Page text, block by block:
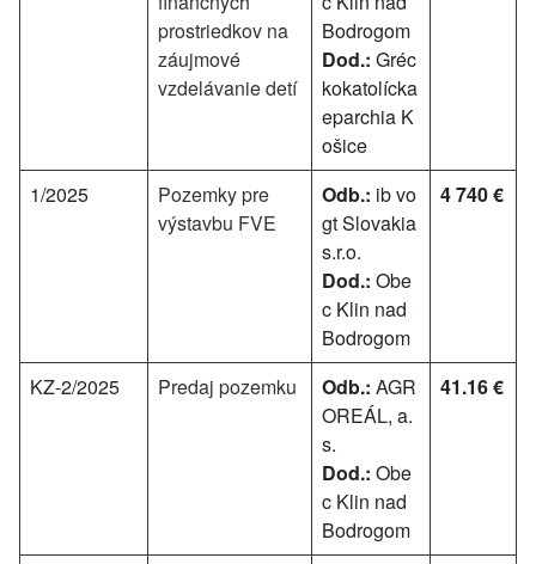
prostriedkov na
záujmové
vzdelávanie detí
Bodrogom
Dod.: Gréc
kokatolícka
eparchia K
ošice
1/2025
Pozemky pre
výstavbu FVE
Odb.: ib vo
gt Slovakia
s.r.o.
Dod.: Obe
c Klin nad
Bodrogom
4 740 €
KZ-2/2025 Predaj pozemku Odb.: AGR
OREÁL, a.
s.
Dod.: Obe
c Klin nad
Bodrogom
41.16 €